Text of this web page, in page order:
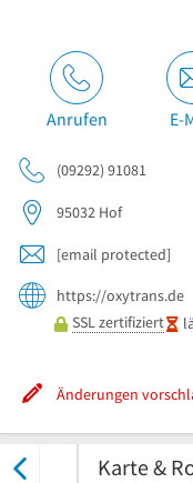
Anrufen E-
(09292) 91081
95032 Hof
[email protected]
https://oxytrans.de
SSL zertifiziert
Änderungen
Karte &